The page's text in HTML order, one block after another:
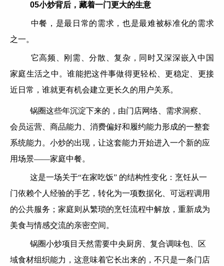
05小炒背后，藏着一门更大的生意
中餐，是最日常的需求，也是最难被标准化的需求
之一。
它高频、刚需、分散、复杂，同时又深深嵌入中国
家庭生活之中。谁能把这件事做得更轻松、更稳定、更接
近日常，谁就更有机会建立更长久的用户关系。
锅圈这些年沉淀下来的，由门店网络、需求洞察、
会员运营、商品能力、消费偏好和履约能力形成的一整套
系统能力。小炒的出现，让这套能力开始进入一个新的应
用场景——家庭中餐。
这是一场关于“在家吃饭” 的结构性变化：烹饪从一
门依赖个人经验的手艺，转化为一项数据化、可远程调用
的公共服务；家庭则从繁琐的烹饪流程中解放，重新成为
美食与情感交流的亲密空间。
锅圈小炒项目天然需要中央厨房、复合调味包、区
域食材组织能力，这意味着它长出来的，不只是一条门店